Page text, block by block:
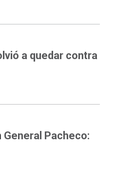
a quedar contra
Pacheco: